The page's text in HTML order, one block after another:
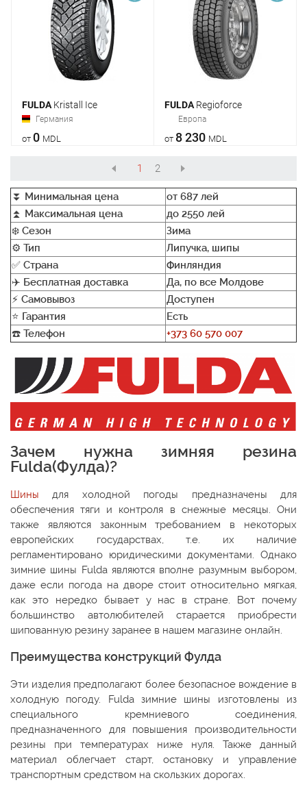
FULDAKristall Ice
Германия
от 0 MDL
FULDARegioforce
Европа
от 8 230 MDL
1 2
⏬ Минимальная цена
от 687 лей
⏫ Максимальная цена
до 2550 лей
❄️ Сезон
Зима
⚙️ Тип
Липучка, шипы
✅ Страна
Финляндия
✈️ Бесплатная доставка
Да, по все Молдове
⚡ Самовывоз
Доступен
⭐ Гарантия
Есть
☎️ Телефон +373 60 570 007
Зачем нужна зимняя резина
Fulda(Фулда)?
Шины для холодной погоды предназначены для
обеспечения тяги и контроля в снежные месяцы. Они
также являются законным требованием в некоторых
европейских государствах, т.е. их наличие
регламентировано юридическими документами. Однако
зимние шины Fulda являются вполне разумным выбором,
даже если погода на дворе стоит относительно мягкая,
как это нередко бывает у нас в стране. Вот почему
большинство автолюбителей старается приобрести
шипованную резину заранее в нашем магазине онлайн.
Преимущества конструкций Фулда
Эти изделия предполагают более безопасное вождение в
холодную погоду. Fulda зимние шины изготовлены из
специального кремниевого соединения,
предназначенного для повышения производительности
резины при температурах ниже нуля. Также данный
материал облегчает старт, остановку и управление
транспортным средством на скользких дорогах.